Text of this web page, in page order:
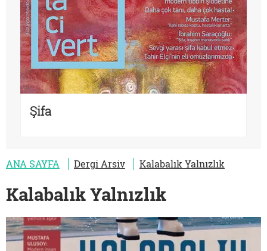
Şifa
ANA SAYFA Dergi Arsiv Kalabalık Yalnızlık
Kalabalık Yalnızlık